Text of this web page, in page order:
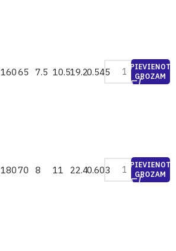
16065 7.5 10.519.20.545
PIEVIENOT
GROZAM
18070 8 11 22.40.603
PIEVIENOT
GROZAM